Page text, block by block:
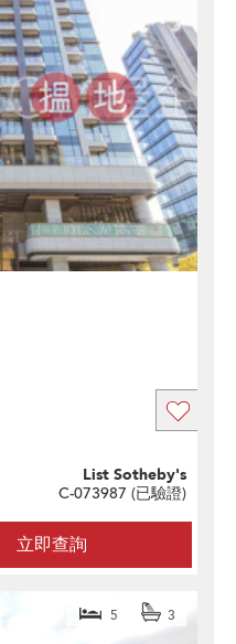
立即查詢
List Sotheby's
C-073987 (已驗證)
5 3